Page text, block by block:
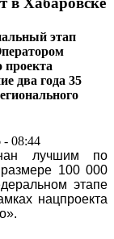
этап
проекта
два года 35
- 08:44
лучшим по
100 000
этапе
нацпроекта